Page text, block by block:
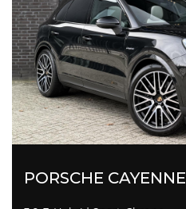
PORSCHE CAYENNE